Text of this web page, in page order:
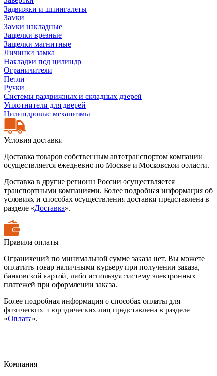
Задвижки и шпингалеты
Замки
Замки накладные
Защелки врезные
Защелки магнитные
Личинки замка
Накладки под цилиндр
Ограничители
Петли
Ручки
Системы раздвижных и складных дверей
Уплотнители для дверей
Цилиндровые механизмы
Условия доставки
Доставка товаров собственным автотранспортом компании
осуществляется ежедневно по Москве и Московской области.
Доставка в другие регионы России осуществляется
транспортными компаниями. Более подробная информация об
условиях и способах осуществления доставки представлена в
разделе «Доставка».
Правила оплаты
Ограничений по минимальной сумме заказа нет. Вы можете
оплатить товар наличными курьеру при получении заказа,
банковской картой, либо используя систему электронных
платежей при оформлении заказа.
Более подробная информация о способах оплаты для
физических и юридических лиц представлена в разделе
«Оплата».
Компания